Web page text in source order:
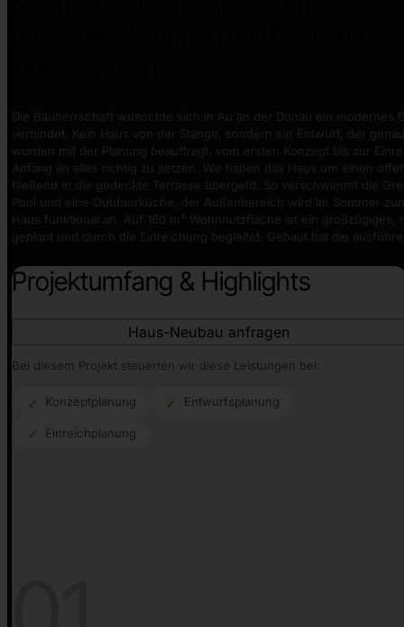
Die Bauherrschaft wünschte sich in Au an der Donau ein modernes
verbindet. Kein Haus von der Stange, sondern ein Entwurf, der
wurden mit der Planung beauftragt, vom ersten Konzept bis zur
Anfang an alles richtig zu setzen. Wir haben das Haus um einen
fließend in die gedeckte Terrasse übergeht. So verschwimmt die
Pool und eine Outdoorküche, der Außenbereich wird im Sommer
Haus funktional an. Auf 160 m² Wohnnutzfläche ist ein
geplant und durch die Einreichung begleitet. Gebaut hat die
Projektumfang & Highlights
Haus-Neubau anfragen
Bei diesem Projekt steuerten wir diese Leistungen bei:
Konzeptplanung Entwurfsplanung
Einreichplanung